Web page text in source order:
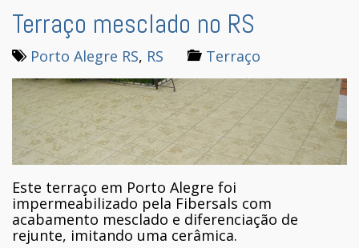
Terraço mesclado no RS
Porto Alegre RS, RS Terraço
Este terraço em Porto Alegre foi
impermeabilizado pela Fibersals com
acabamento mesclado e diferenciação de
rejunte, imitando uma cerâmica.